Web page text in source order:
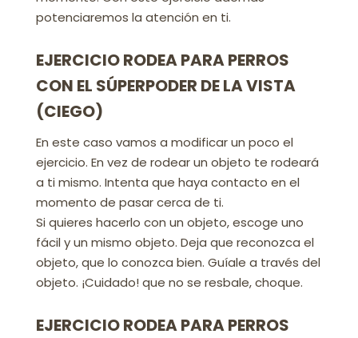
potenciaremos la atención en ti.
EJERCICIO RODEA PARA PERROS
CON EL SÚPERPODER DE LA VISTA
(CIEGO)
En este caso vamos a modificar un poco el
ejercicio. En vez de rodear un objeto te rodeará
a ti mismo. Intenta que haya contacto en el
momento de pasar cerca de ti.
Si quieres hacerlo con un objeto, escoge uno
fácil y un mismo objeto. Deja que reconozca el
objeto, que lo conozca bien. Guíale a través del
objeto. ¡Cuidado! que no se resbale, choque.
EJERCICIO RODEA PARA PERROS